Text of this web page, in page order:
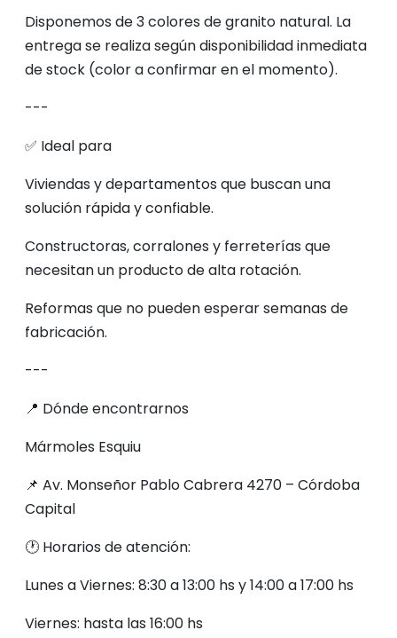
Disponemos de 3 colores de granito natural. La
entrega se realiza según disponibilidad inmediata
de stock (color a confirmar en el momento).
---
✅ Ideal para
Viviendas y departamentos que buscan una
solución rápida y confiable.
Constructoras, corralones y ferreterías que
necesitan un producto de alta rotación.
Reformas que no pueden esperar semanas de
fabricación.
---
📍 Dónde encontrarnos
Mármoles Esquiu
📌 Av. Monseñor Pablo Cabrera 4270 – Córdoba
Capital
🕐 Horarios de atención:
Lunes a Viernes: 8:30 a 13:00 hs y 14:00 a 17:00 hs
Viernes: hasta las 16:00 hs